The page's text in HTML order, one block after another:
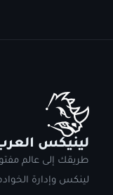
لينيكس
طريقك إلى عالم
لينكس وإدارة